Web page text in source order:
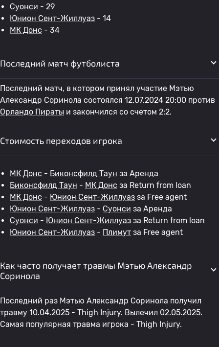
Суонси - 29
Юнион Сент-Жиллуаз - 14
МК Донс - 34
Последний матч футболиста
Последний матч, в котором принял участие Мэтью
Александр Соринола состоялся 12.07.2024 20:00 против
Орландо Пираты и закончился со счетом 2:2.
Стоимость переходов игрока
МК Донс - Биконсфилд Таун за Аренда
Биконсфилд Таун - МК Донс за Return from loan
МК Донс - Юнион Сент-Жиллуаз за Free agent
Юнион Сент-Жиллуаз - Суонси за Аренда
Суонси - Юнион Сент-Жиллуаз за Return from loan
Юнион Сент-Жиллуаз - Плимут за Free agent
Как часто получает травмы Мэтью Александр
Соринола
Последний раз Мэтью Александр Соринола получил
травму 10.04.2025 - Thigh Injury. Вылечил 02.05.2025.
Самая популярная травма игрока - Thigh Injury.